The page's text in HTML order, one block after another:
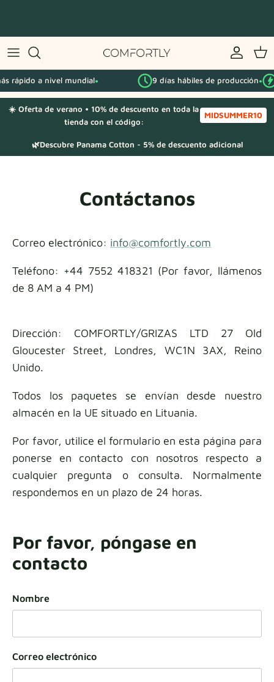
contenido
Por serie IKEA
Por categoría
Muestras de tela
Muestras de tela
rápido a nivel mundial● 9 días hábiles de producción●
☀️ Oferta de verano • 10% de descuento en toda la
tienda con el código:
MIDSUMMER10
🌿Descubre Panama Cotton - 5% de descuento adicional
Contáctanos
Correo electrónico: info@comfortly.com
Teléfono: +44 7552 418321 (Por favor, llámenos
de 8 AM a 4 PM)
Dirección: COMFORTLY/GRIZAS LTD 27 Old
Gloucester Street, Londres, WC1N 3AX, Reino
Unido.
Todos los paquetes se envían desde nuestro
almacén en la UE situado en Lituania.
Por favor, utilice el formulario en esta página para
ponerse en contacto con nosotros respecto a
cualquier pregunta o consulta. Normalmente
respondemos en un plazo de 24 horas.
Por favor, póngase en
contacto
Nombre
Correo electrónico